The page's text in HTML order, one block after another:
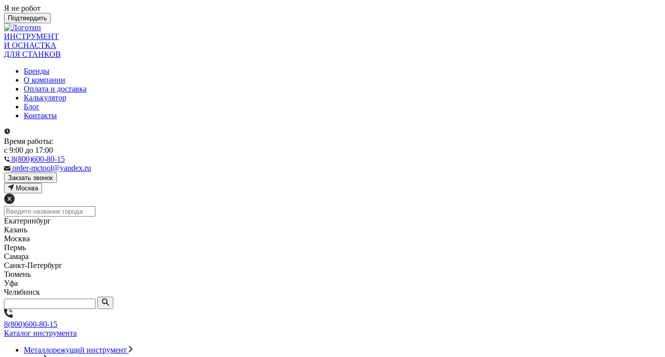
Я не робот
Подтвердить
ИНСТРУМЕНТ
И ОСНАСТКА
ДЛЯ СТАНКОВ
Бренды
О компании
Оплата и доставка
Калькулятор
Блог
Контакты
Время работы:
с 9:00 до 17:00
8(800)600-80-15
order-mctool@yandex.ru
Закзать звонок
Москва
Екатеринбург
Казань
Москва
Пермь
Самара
Санкт-Петербург
Тюмень
Уфа
Челябинск
8(800)600-80-15
Каталог инструмента
Металлорежущий инструмент